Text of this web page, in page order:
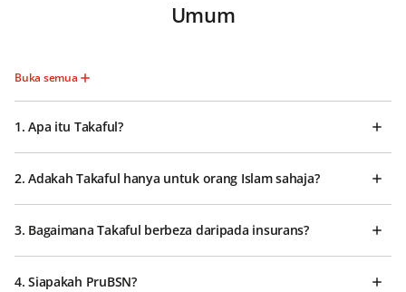
Umum
Buka semua
1. Apa itu Takaful?
2. Adakah Takaful hanya untuk orang Islam sahaja?
3. Bagaimana Takaful berbeza daripada insurans?
4. Siapakah PruBSN?